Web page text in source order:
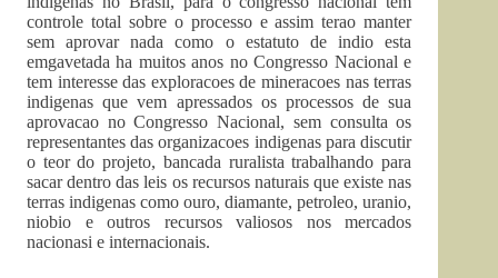
controle total sobre o processo e assim terao manter
sem aprovar nada como o estatuto de indio esta
emgavetada ha muitos anos no Congresso Nacional e
tem interesse das exploracoes de mineracoes nas terras
indigenas que vem apressados os processos de sua
aprovacao no Congresso Nacional, sem consulta os
representantes das organizacoes indigenas para discutir
o teor do projeto, bancada ruralista trabalhando para
sacar dentro das leis os recursos naturais que existe nas
terras indigenas como ouro, diamante, petroleo, uranio,
niobio e outros recursos valiosos nos mercados
nacionasi e internacionais.